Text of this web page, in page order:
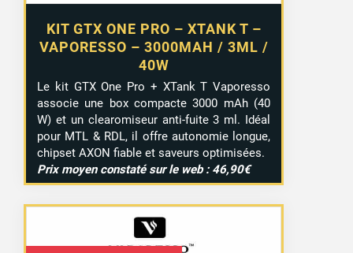
KIT GTX ONE PRO – XTANK T –
VAPORESSO – 3000MAH / 3ML /
40W
Le kit GTX One Pro + XTank T Vaporesso
associe une box compacte 3000 mAh (40
W) et un clearomiseur anti-fuite 3 ml. Idéal
pour MTL & RDL, il offre autonomie longue,
chipset AXON fiable et saveurs optimisées.
Prix moyen constaté sur le web : 46,90€